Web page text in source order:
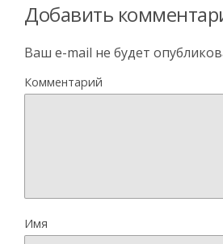
Добавить
Ваш e-mail не будет
Комментарий
Имя